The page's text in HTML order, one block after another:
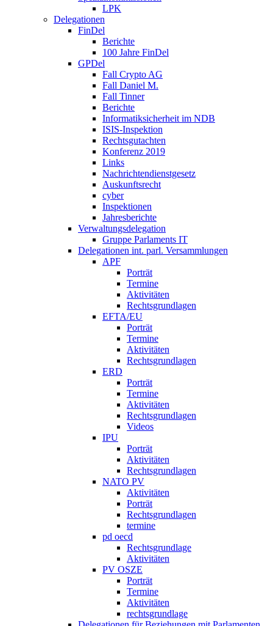
LPK
Delegationen
FinDel
Berichte
100 Jahre FinDel
GPDel
Fall Crypto AG
Fall Daniel M.
Fall Tinner
Berichte
Informatiksicherheit ­im NDB
ISIS-Inspektion
Rechtsgutachten
Konferenz 2019
Links
Nachrichtendienstgesetz
Auskunftsrecht
cyber
Inspektionen
Jahresberichte
Verwaltungsdelegation
Gruppe Parlaments IT
Delegationen int. parl. Versammlungen
APF
Porträt
Termine
Aktivitäten
Rechtsgrundlagen
EFTA/EU
Porträt
Termine
Aktivitäten
Rechtsgrundlagen
ERD
Porträt
Termine
Aktivitäten
Rechtsgrundlagen
Videos
IPU
Porträt
Aktivitäten
Rechtsgrundlagen
NATO PV
Aktivitäten
Porträt
Rechtsgrundlagen
termine
pd oecd
Rechtsgrundlage
Aktivitäten
PV OSZE
Porträt
Termine
Aktivitäten
rechtsgrundlage